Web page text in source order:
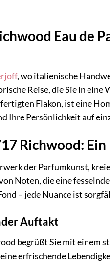
Eau de
, wo italienische
Reise, die Sie in
Flakon, ist eine
Ihre Persönlichkeit auf
Richwood:
der Parfumkunst,
Noten, die eine
– jede Nuance ist
Auftakt
begrüßt Sie mit einem
erfrischende